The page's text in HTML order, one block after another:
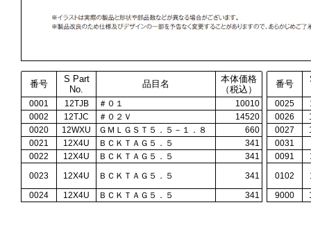
番号
S Part
No.
品目名
本体価格
（税込）
番号
0001 12TJB ＃０１ 10010 0025
0002
12TJC ＃０２Ｖ 14520 0026
0020
12WXU ＧＭＬＧＳＴ５．５－１．８ 660 0027
0021
12X4U ＢＣＫＴＡＧ５．５ 341 0031
0022
12X4U ＢＣＫＴＡＧ５．５ 341 0091
0023
12X4U ＢＣＫＴＡＧ５．５ 341 0102
0024
12X4U ＢＣＫＴＡＧ５．５ 341 9000